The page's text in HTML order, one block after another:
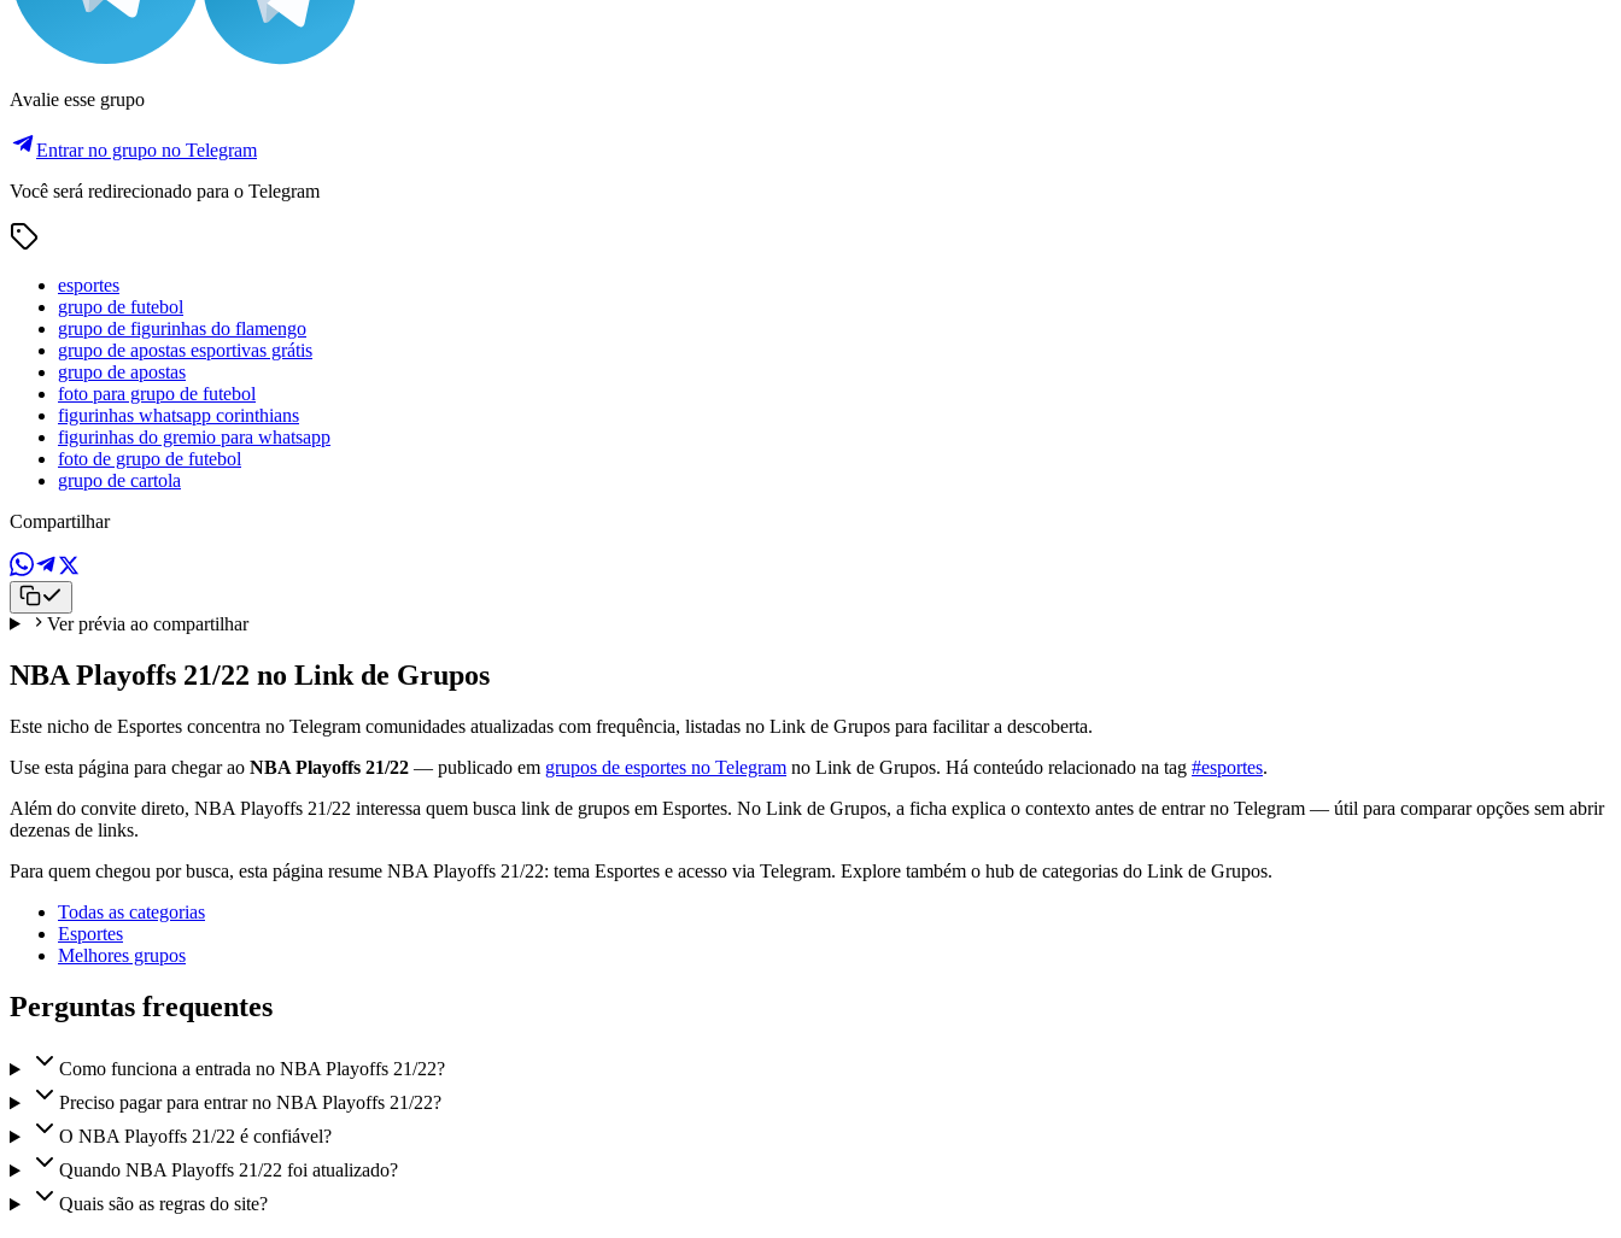
Avalie esse grupo
Entrar no grupo no Telegram
Você será redirecionado para o Telegram
esportes
grupo de futebol
grupo de figurinhas do flamengo
grupo de apostas esportivas grátis
grupo de apostas
foto para grupo de futebol
figurinhas whatsapp corinthians
figurinhas do gremio para whatsapp
foto de grupo de futebol
grupo de cartola
Compartilhar
Ver prévia ao compartilhar
NBA Playoffs 21/22 no Link de Grupos
Este nicho de Esportes concentra no Telegram comunidades atualizadas com frequência, listadas no Link de Grupos para facilitar a descoberta.
Use esta página para chegar ao NBA Playoffs 21/22 — publicado em grupos de esportes no Telegram no Link de Grupos. Há conteúdo relacionado na tag #esportes.
Além do convite direto, NBA Playoffs 21/22 interessa quem busca link de grupos em Esportes. No Link de Grupos, a ficha explica o contexto antes de entrar no Telegram — útil para comparar opções sem abrir
dezenas de links.
Para quem chegou por busca, esta página resume NBA Playoffs 21/22: tema Esportes e acesso via Telegram. Explore também o hub de categorias do Link de Grupos.
Todas as categorias
Esportes
Melhores grupos
Perguntas frequentes
Como funciona a entrada no NBA Playoffs 21/22?
Preciso pagar para entrar no NBA Playoffs 21/22?
O NBA Playoffs 21/22 é confiável?
Quando NBA Playoffs 21/22 foi atualizado?
Quais são as regras do site?